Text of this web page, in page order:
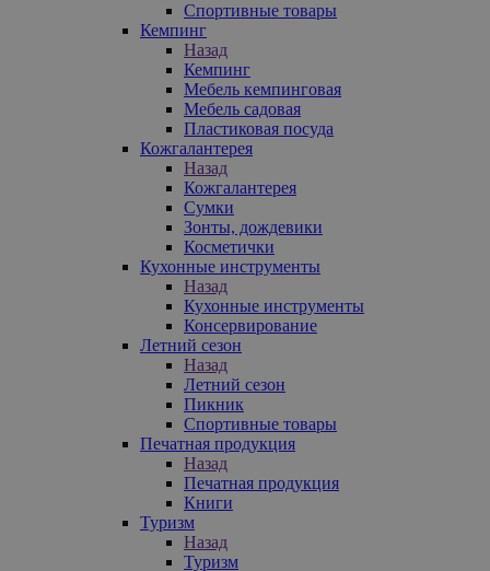
Спортивные товары
Кемпинг
Назад
Кемпинг
Мебель кемпинговая
Мебель садовая
Пластиковая посуда
Кожгалантерея
Назад
Кожгалантерея
Сумки
Зонты, дождевики
Косметички
Кухонные инструменты
Назад
Кухонные инструменты
Консервирование
Летний сезон
Назад
Летний сезон
Пикник
Спортивные товары
Печатная продукция
Назад
Печатная продукция
Книги
Туризм
Назад
Туризм